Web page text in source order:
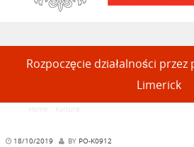
Rozpoczęcie działalności
Limerick
Home Kultura
18/10/2019 BY PO-K0912